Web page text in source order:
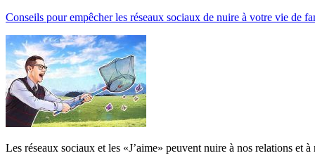
Conseils pour empêcher les réseaux sociaux de nuire à votre vie de
Les réseaux sociaux et les «J’aime» peuvent nuire à nos relations et